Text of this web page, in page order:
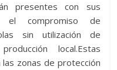
presentes con sus
el compromiso de
sin utilización de
local.Estas
zonas de protección